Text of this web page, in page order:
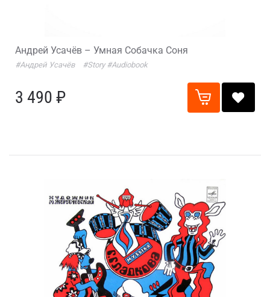
Андрей Усачёв – Умная Собачка Соня
#Андрей Усачёв #Story #Audiobook
3 490 ₽